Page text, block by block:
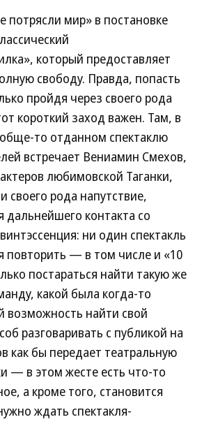
потрясли мир» в постановке
который предоставляет
свободу. Правда, попасть
пройдя через своего рода
короткий заход важен. Там, в
то отданном спектаклю
встречает Вениамин Смехов,
любимовской Таганки,
своего рода напутствие,
контакта со
ни один спектакль
повторить — в том числе и «10
постараться найти такую же
какой была когда-то
возможность найти свой
разговаривать с публикой на
как бы передает театральную
— в этом жесте есть что-то
а кроме того, становится
ждать спектакля-